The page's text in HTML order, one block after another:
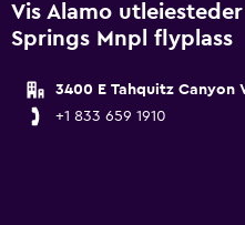
Vis Alamo
Springs Mnpl flyplass
3400 E Tahquitz Canyon
+1 833 659 1910